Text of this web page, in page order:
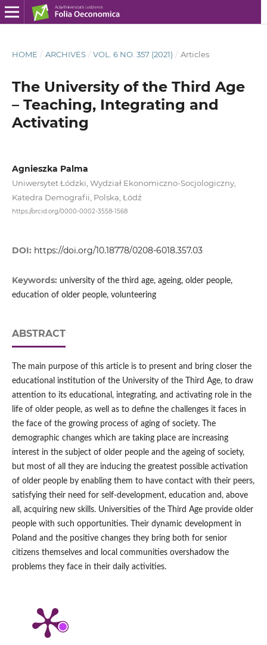
HOME / ARCHIVES / VOL. 6 NO. 357 (2021) / Articles
The University of the Third Age
– Teaching, Integrating and
Activating
Agnieszka Palma
Uniwersytet Łódzki, Wydział Ekonomiczno-Socjologiczny,
Katedra Demografii, Polska, Łódź
https://orcid.org/0000-0002-3558-1568
DOI: https://doi.org/10.18778/0208-6018.357.03
Keywords: university of the third age, ageing, older people,
education of older people, volunteering
ABSTRACT
The main purpose of this article is to present and bring closer the
educational institution of the University of the Third Age, to draw
attention to its educational, integrating, and activating role in the
life of older people, as well as to define the challenges it faces in
the face of the growing process of aging of society. The
demographic changes which are taking place are increasing
interest in the subject of older people and the ageing of society,
but most of all they are inducing the greatest possible activation
of older people by enabling them to have contact with their peers,
satisfying their need for self-development, education and, above
all, acquiring new skills. Universities of the Third Age provide older
people with such opportunities. Their dynamic development in
Poland and the positive changes they bring both for senior
citizens themselves and local communities overshadow the
problems they face in their daily activities.